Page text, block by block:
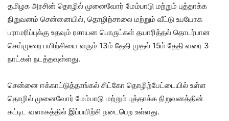
தமிழக அரசின் தொழில் முனைவோர் மேம்பாடு மற்றும் புத்தாக்க
நிறுவனம் சென்னையில், தொழிற்சாலை மற்றும் வீட்டு உபயோக
பராமரிப்புக்கு உதவும் ரசாயன பொருட்கள் தயாரித்தல் தொடர்பான
செய்முறை பயிற்சியை வரும் 13ம் தேதி முதல் 15ம் தேதி வரை 3
நாட்கள் நடத்தவுள்ளது.
சென்னை ஈக்காட்டுத்தாங்கல் சிட்கோ தொழிற்பேட்டையில் உள்ள
தொழில் முனைவோர் மேம்பாடு மற்றும் புத்தாக்க நிறுவனத்தின்
கட்டிட வளாகத்தில் இப்பயிற்சி நடைபெற உள்ளது.